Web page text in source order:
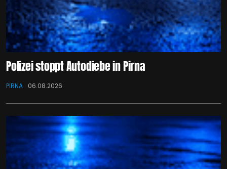
Polizei stoppt Autodiebe in Pirna
PIRNA 06.08.2026